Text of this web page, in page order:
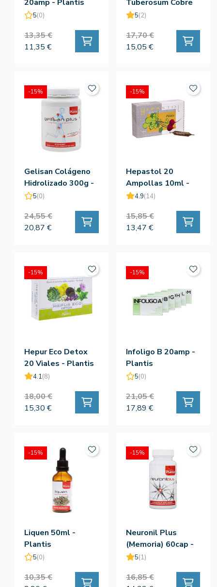
20amp - Plantis
5(0)
13,35 €
11,35 €
Tuberosum Cobre
20amp - Plantis
5(2)
17,70 €
15,05 €
Gelisan Colágeno
Hidrolizado 300g -
Plantis
5(0)
24,55 €
20,87 €
-15%
Hepastol 20
Ampollas 10ml -
Plantis
4.9(14)
15,85 €
13,47 €
-15%
Hepur Eco Detox
20 Viales - Plantis
4.1(8)
18,00 €
15,30 €
-15%
Infoligo B 20amp -
Plantis
5(0)
21,05 €
17,89 €
-15%
Liquen 50ml -
Plantis
5(0)
10,35 €
-15%
Neuronil Plus
(Memoria) 60cap -
Plantis
5(1)
16,85 €
-15%